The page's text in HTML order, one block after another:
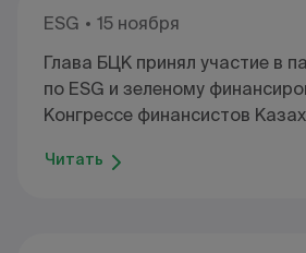
ESG
15 ноября
Глава БЦК принял участие в
по ESG и зеленому
Конгрессе финансистов
Читать